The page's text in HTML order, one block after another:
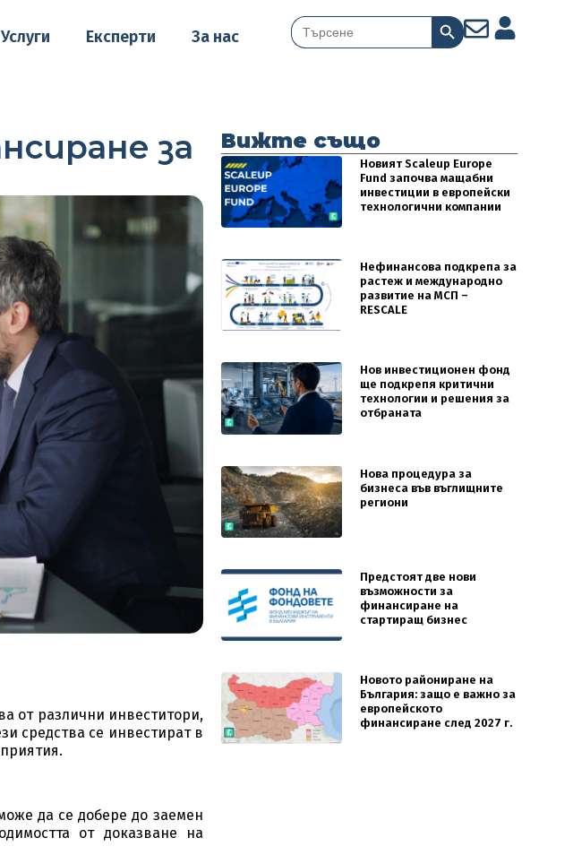
Услуги Експерти За нас
Search
for:
Search Button
Вижте също
Новият Scaleup Europe
Fund започва мащабни
инвестиции в европейски
технологични компании
Нефинансова подкрепа за
растеж и международно
развитие на МСП –
RESCALE
Нов инвестиционен фонд
ще подкрепя критични
технологии и решения за
отбраната
Нова процедура за
бизнеса във въглищните
региони
Предстоят две нови
възможности за
финансиране на
стартиращ бизнес
Новото райониране на
България: защо е важно за
европейското
финансиране след 2027 г.
за
от различни инвеститори,
средства се инвестират в
да се добере до заемен
от доказване на